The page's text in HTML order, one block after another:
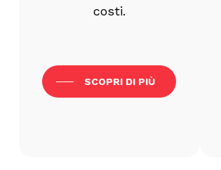
costi.
SCOPRI DI PIÙ